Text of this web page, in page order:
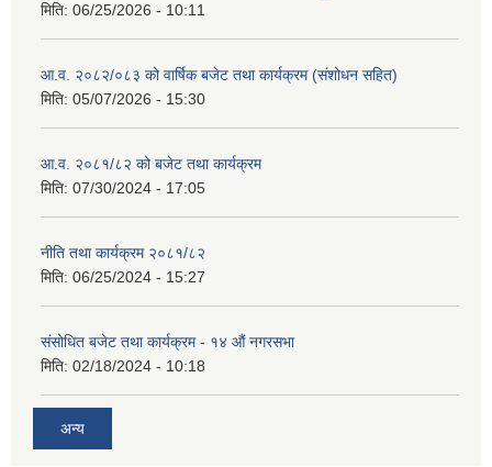
मिति: 06/25/2026 - 10:11
आ.व. २०८२/०८३ को वार्षिक बजेट तथा कार्यक्रम (संशोधन सहित)
मिति: 05/07/2026 - 15:30
आ.व. २०८१/८२ को बजेट तथा कार्यक्रम
मिति: 07/30/2024 - 17:05
नीति तथा कार्यक्रम २०८१/८२
मिति: 06/25/2024 - 15:27
संसोधित बजेट तथा कार्यक्रम - १४ औं नगरसभा
मिति: 02/18/2024 - 10:18
अन्य